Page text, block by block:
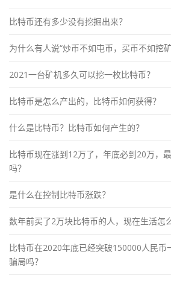
比特币还有多少没有挖掘出来？
为什么有人说“炒币不如屯币，买币不如挖矿
2021一台矿机多久可以挖一枚比特币？
比特币是怎么产出的，比特币如何获得？
什么是比特币？比特币如何产生的？
比特币现在涨到12万了，年底必到20万，
吗？
是什么在控制比特币涨跌？
数年前买了2万块比特币的人，现在生活怎
比特币在2020年底已经突破150000人民币
骗局吗？